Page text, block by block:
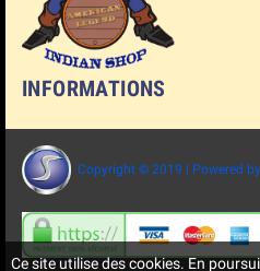
INFORMATIONS
Copyright © 2019 | Powered
Ce site utilise des cookies. En